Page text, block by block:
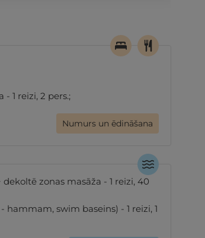
1 reizi, 2 pers.;
Numurs un ēdināšana
zonas masāža - 1 reizi, 40
swim baseins) - 1 reizi, 1